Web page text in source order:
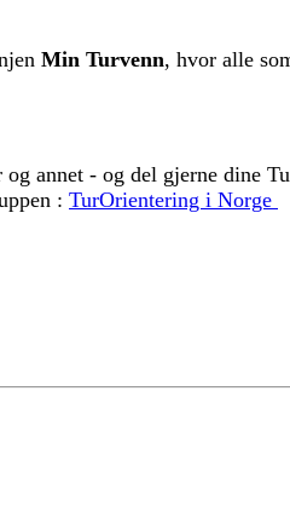
Min Turvenn, hvor alle
annet - og del gjerne dine
: TurOrientering i Norge